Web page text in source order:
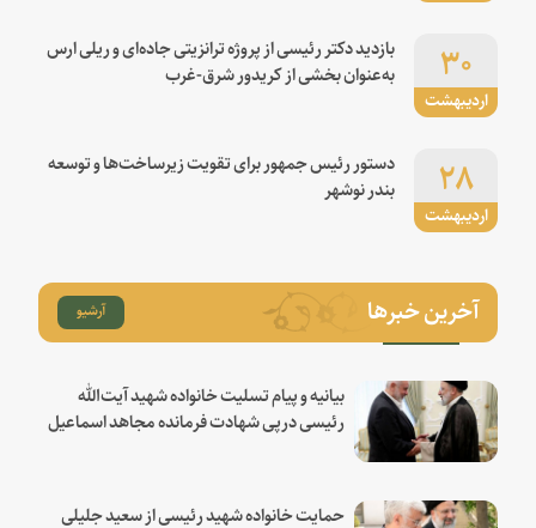
اردیبهشت
۳۰
بازدید دکتر رئیسی از پروژه ترانزیتی جاده‌ای و ریلی ارس
به‌عنوان بخشی از کریدور شرق-غرب
اردیبهشت
۲۸
دستور رئیس جمهور برای تقویت زیرساخت‌ها و توسعه
بندر نوشهر
آخرین خبرها آرشیو
بیانیه و پیام تسلیت خانواده شهید آیت‌الله
رئیسی درپی شهادت فرمانده مجاهد اسماعیل
حمایت خانواده شهید رئیسی از سعید جلیلی